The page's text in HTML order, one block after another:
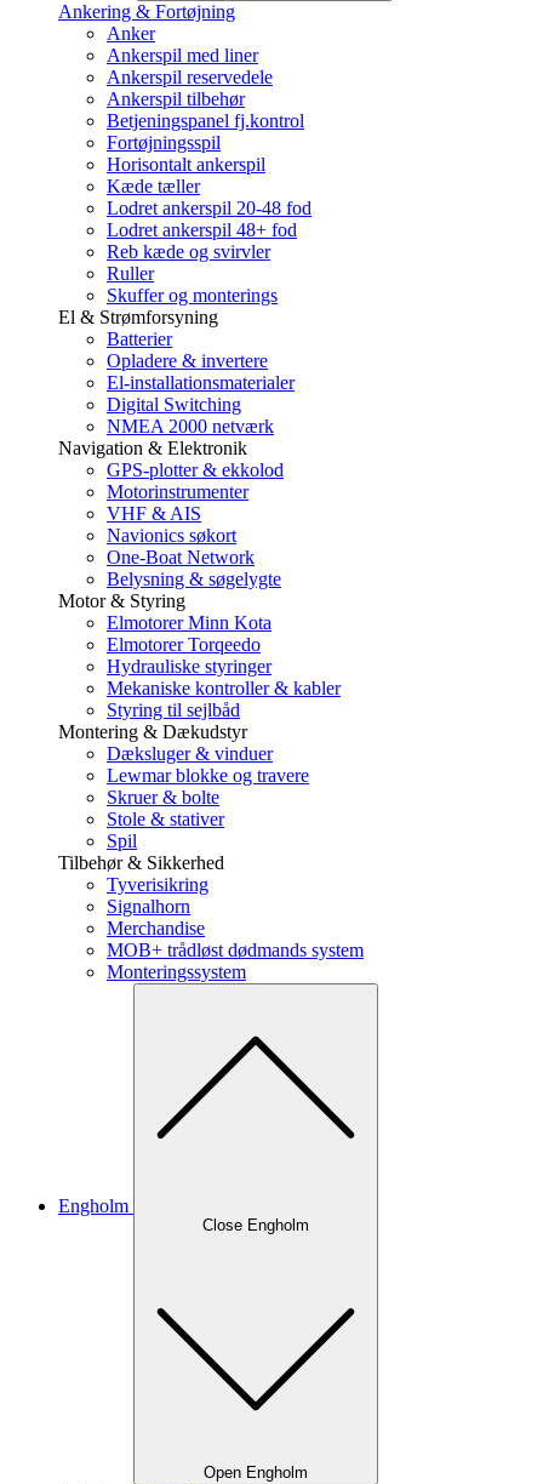
Ankering & Fortøjning
Anker
Ankerspil med liner
Ankerspil reservedele
Ankerspil tilbehør
Betjeningspanel fj.kontrol
Fortøjningsspil
Horisontalt ankerspil
Kæde tæller
Lodret ankerspil 20-48 fod
Lodret ankerspil 48+ fod
Reb kæde og svirvler
Ruller
Skuffer og monterings
El & Strømforsyning
Batterier
Opladere & invertere
El-installationsmaterialer
Digital Switching
NMEA 2000 netværk
Navigation & Elektronik
GPS-plotter & ekkolod
Motorinstrumenter
VHF & AIS
Navionics søkort
One-Boat Network
Belysning & søgelygte
Motor & Styring
Elmotorer Minn Kota
Elmotorer Torqeedo
Hydrauliske styringer
Mekaniske kontroller & kabler
Styring til sejlbåd
Montering & Dækudstyr
Dæksluger & vinduer
Lewmar blokke og travere
Skruer & bolte
Stole & stativer
Spil
Tilbehør & Sikkerhed
Tyverisikring
Signalhorn
Merchandise
MOB+ trådløst dødmands system
Monteringssystem
Engholm
Close Engholm
Open Engholm